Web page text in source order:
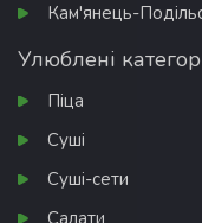
Кам'янець-
Улюблені
Піца
Суші
Суші-сети